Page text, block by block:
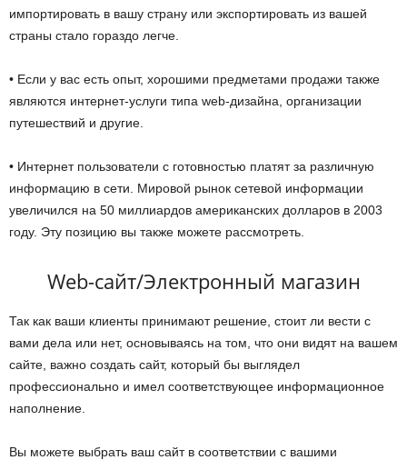
импортировать в вашу страну или экспортировать из вашей
страны стало гораздо легче.
• Если у вас есть опыт, хорошими предметами продажи также
являются интернет-услуги типа web-дизайна, организации
путешествий и другие.
• Интернет пользователи с готовностью платят за различную
информацию в сети. Мировой рынок сетевой информации
увеличился на 50 миллиардов американских долларов в 2003
году. Эту позицию вы также можете рассмотреть.
Web-сайт/Электронный магазин
Так как ваши клиенты принимают решение, стоит ли вести с
вами дела или нет, основываясь на том, что они видят на вашем
сайте, важно создать сайт, который бы выглядел
профессионально и имел соответствующее информационное
наполнение.
Вы можете выбрать ваш сайт в соответствии с вашими